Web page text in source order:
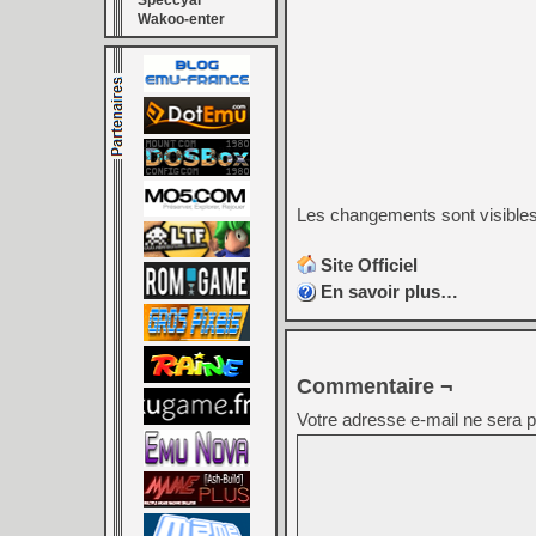
Wakoo-enter
Les changements sont visibles
Site Officiel
En savoir plus…
Commentaire ¬
Votre adresse e-mail ne sera